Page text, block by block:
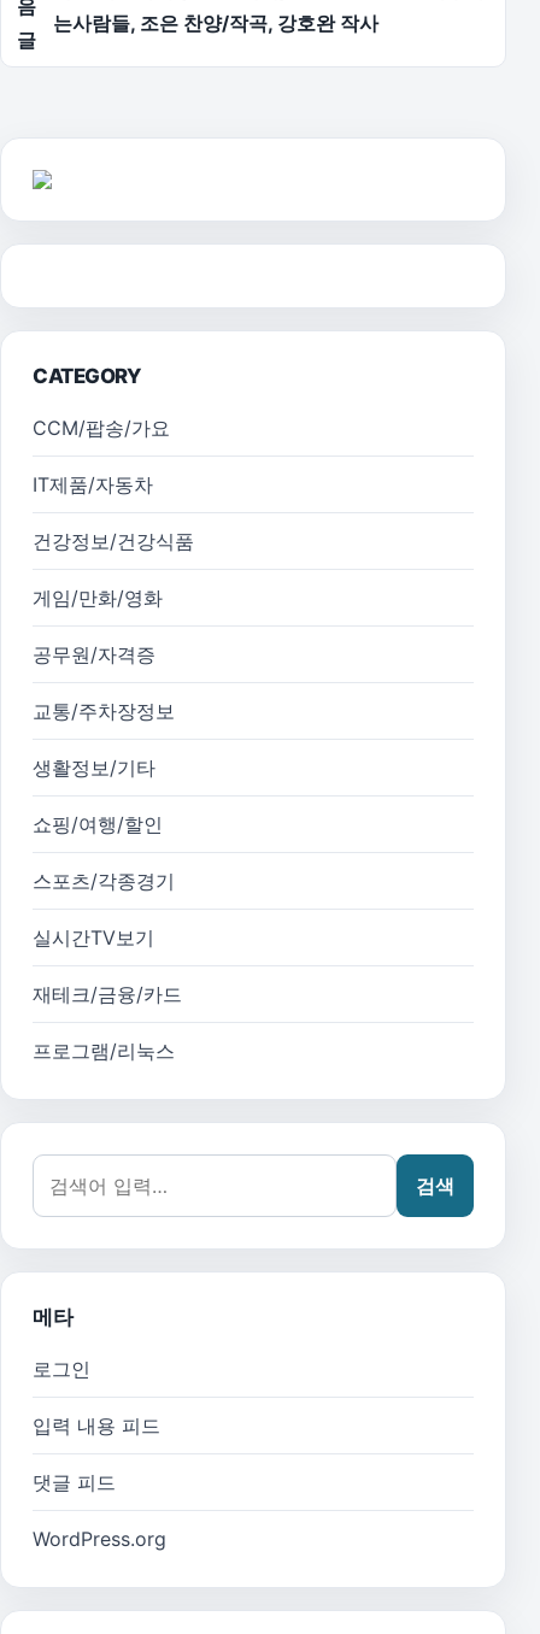
음
글
는사람들, 조은 찬양/작곡, 강호완 작사
CATEGORY
CCM/팝송/가요
IT제품/자동차
건강정보/건강식품
게임/만화/영화
공무원/자격증
교통/주차장정보
생활정보/기타
쇼핑/여행/할인
스포츠/각종경기
실시간TV보기
재테크/금융/카드
프로그램/리눅스
검색어:
검색
메타
로그인
입력 내용 피드
댓글 피드
WordPress.org